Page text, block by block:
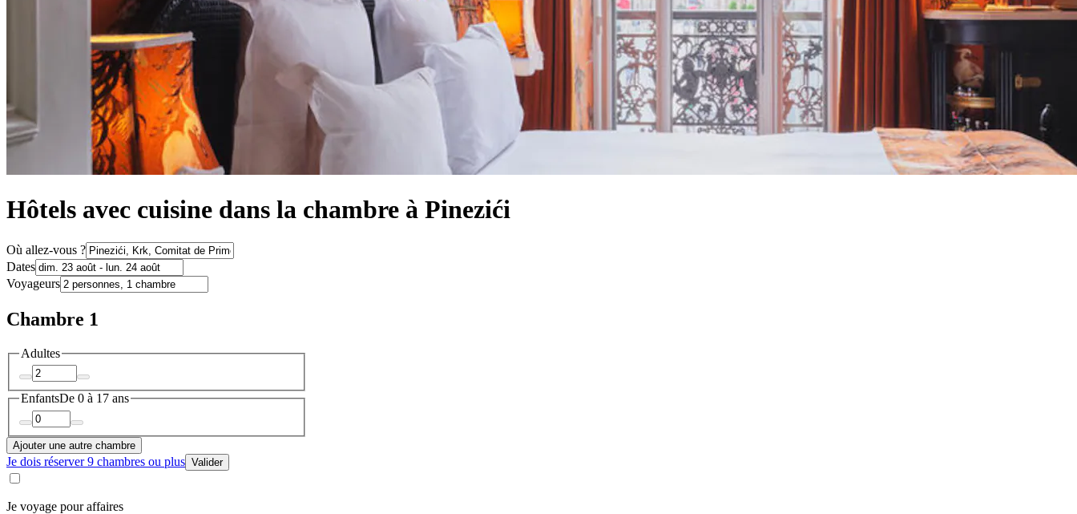
Hôtels avec cuisine dans la chambre à Pinezići
Où allez-vous ?
Dates
Voyageurs
Chambre 1
Adultes
EnfantsDe 0 à 17 ans
Ajouter une autre chambre
Je dois réserver 9 chambres ou plus Valider
Je voyage pour affaires